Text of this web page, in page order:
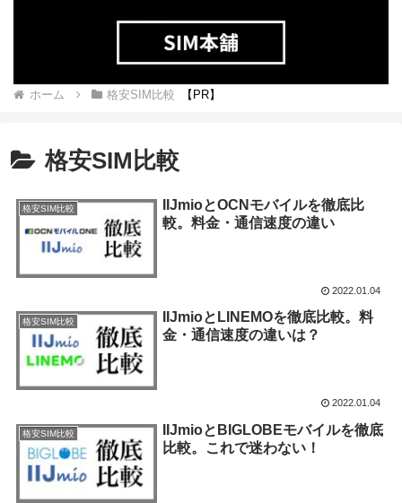
ホーム 格安SIM比較
格安SIM比較
格安SIM比較
IIJmioとOCNモバイルを徹底比
較。料金・通信速度の違い
2022.01.04
格安SIM比較
IIJmioとLINEMOを徹底比較。料
金・通信速度の違いは？
2022.01.04
格安SIM比較
IIJmioとBIGLOBEモバイルを徹底
比較。これで迷わない！